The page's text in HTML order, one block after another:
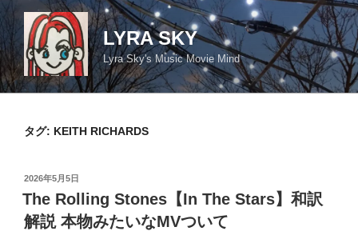
コ
ン
テ
ン
ツ
LYRA SKY
Lyra Sky's Music Movie Mind
タグ: KEITH RICHARDS
投
稿
日:
2026年5月5日
The Rolling Stones【In The Stars】和訳
解説 本物みたいなMVついて